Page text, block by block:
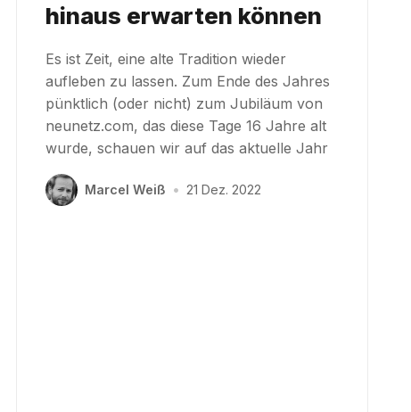
hinaus erwarten können
Es ist Zeit, eine alte Tradition wieder
aufleben zu lassen. Zum Ende des Jahres
pünktlich (oder nicht) zum Jubiläum von
neunetz.com, das diese Tage 16 Jahre alt
wurde, schauen wir auf das aktuelle Jahr
Marcel Weiß • 21 Dez. 2022